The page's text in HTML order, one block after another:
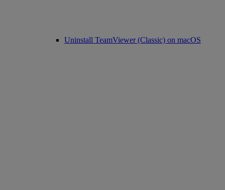
Uninstall TeamViewer (Classic) on macOS